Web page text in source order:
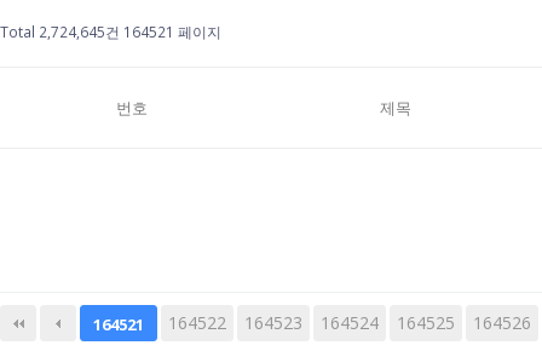
Total 2,724,645건 164521 페이지
번호 제목
164521 164522 164523 164524 164525 164526
다음 맨끝